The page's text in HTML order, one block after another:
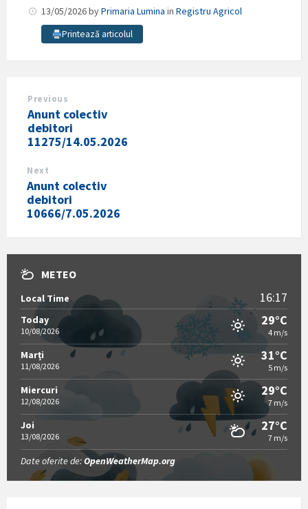
13/05/2026byPrimaria Lumina in Registru Agricol
Printează articolul
Previous
Anunt colectiv
debitori
11275/14.05.2026
Next
Anunt colectiv
debitori
10666/7.05.2026
METEO
Local Time 16:17
Today
10/08/2026
29°C
4 m/s
Marți
11/08/2026
31°C
5 m/s
Miercuri
12/08/2026
29°C
7 m/s
Joi
13/08/2026
27°C
7 m/s
Date oferite de:OpenWeatherMap.org